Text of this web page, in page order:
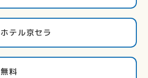
ホテル京セラ
無料